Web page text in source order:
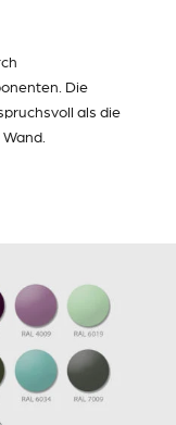
Die
als die